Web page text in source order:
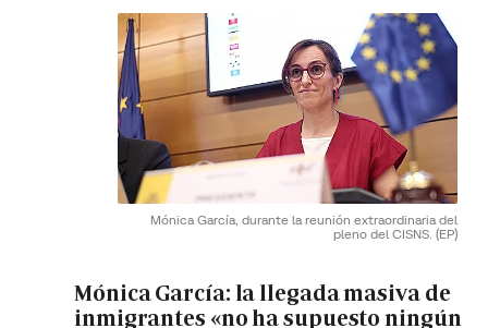
Mónica García, durante la reunión extraordinaria del
pleno del CISNS. (EP)
Mónica García: la llegada masiva de
inmigrantes «no ha supuesto ningún